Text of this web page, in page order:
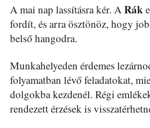
A mai nap lassításra kér. ARák
fordít, és arra ösztönöz, hogy
belső hangodra.
Munkahelyeden érdemes
folyamatban lévő feladatokat,
dolgokba kezdenél. Régi
rendezett érzések is